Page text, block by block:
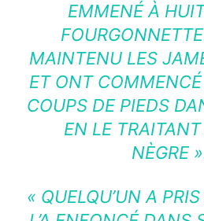
EMMENÉ À
MAINTENU LES
ET ONT
COUPS DE PIEDS
EN LE
NÈGRE
« QUELQU’UN A